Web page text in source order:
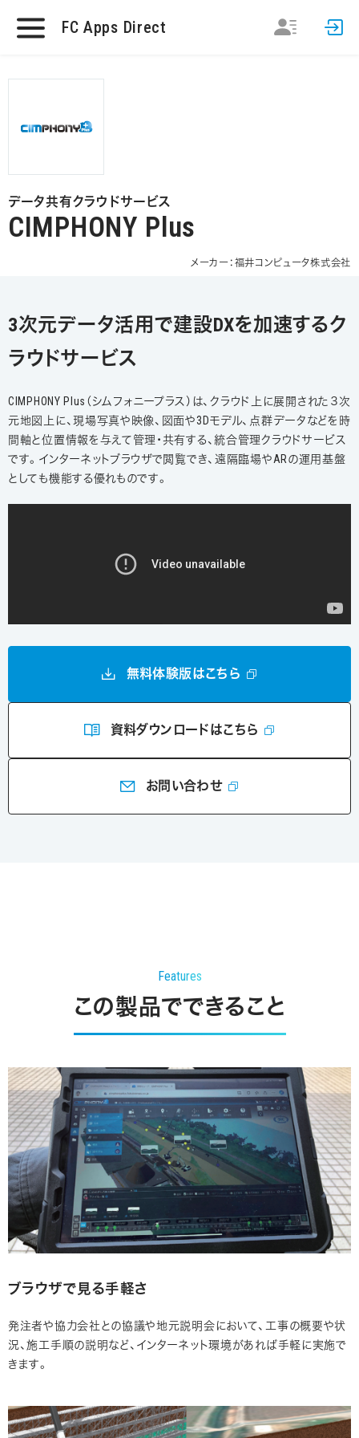
FC Apps Direct
データ共有クラウドサービス
CIMPHONY Plus
メーカー：福井コンピュータ株式会社
3次元データ活用で建設DXを加速するク
ラウドサービス
CIMPHONY Plus（シムフォニープラス）は、クラウド上に展開された３次
元地図上に、現場写真や映像、図面や3Dモデル、点群データなどを時
間軸と位置情報を与えて管理・共有する、統合管理クラウドサービス
です。インターネットブラウザで閲覧でき、遠隔臨場やARの運用基盤
としても機能する優れものです。
無料体験版はこちら
資料ダウンロードはこちら
お問い合わせ
Features
この製品でできること
ブラウザで見る手軽さ
発注者や協力会社との協議や地元説明会において、工事の概要や状
況、施工手順の説明など、インターネット環境があれば手軽に実施で
きます。